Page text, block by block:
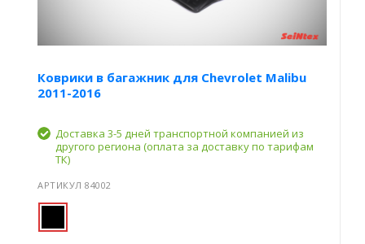
Коврики в багажник для Chevrolet Malibu
2011-2016
Доставка 3-5 дней транспортной компанией из
другого региона (оплата за доставку по тарифам
ТК)
АРТИКУЛ 84002